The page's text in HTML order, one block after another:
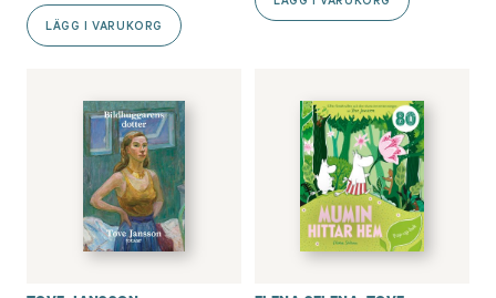
LÄGG I VARUKORG